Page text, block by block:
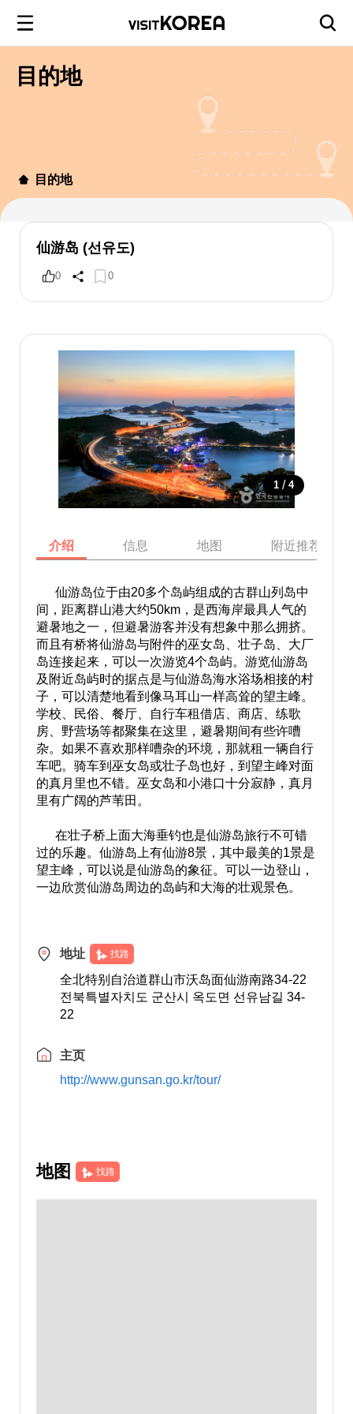
目的地
目的地
仙游岛 (선유도)
0 0
1 / 4
介绍 信息 地图 附近推荐景点
仙游岛位于由20多个岛屿组成的古群山列岛中
间，距离群山港大约50km，是西海岸最具人气的
避暑地之一，但避暑游客并没有想象中那么拥挤。
而且有桥将仙游岛与附件的巫女岛、壮子岛、大厂
岛连接起来，可以一次游览4个岛屿。游览仙游岛
及附近岛屿时的据点是与仙游岛海水浴场相接的村
子，可以清楚地看到像马耳山一样高耸的望主峰。
学校、民俗、餐厅、自行车租借店、商店、练歌
房、野营场等都聚集在这里，避暑期间有些许嘈
杂。如果不喜欢那样嘈杂的环境，那就租一辆自行
车吧。骑车到巫女岛或壮子岛也好，到望主峰对面
的真月里也不错。巫女岛和小港口十分寂静，真月
里有广阔的芦苇田。
在壮子桥上面大海垂钓也是仙游岛旅行不可错
过的乐趣。仙游岛上有仙游8景，其中最美的1景是
望主峰，可以说是仙游岛的象征。可以一边登山，
一边欣赏仙游岛周边的岛屿和大海的壮观景色。
地址 找路
全北特别自治道群山市沃岛面仙游南路34-22
전북특별자치도 군산시 옥도면 선유남길 34-
22
主页
http://www.gunsan.go.kr/tour/
地图 找路